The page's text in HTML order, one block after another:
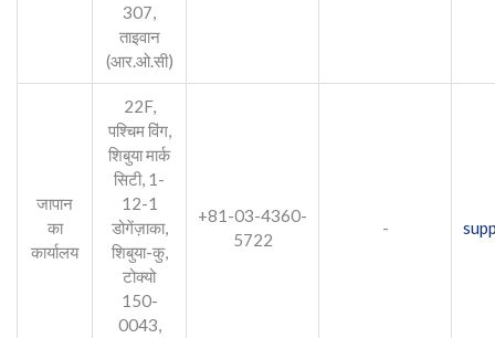
307,
ताइवान
(आर.ओ.सी)
जापान
का
कार्यालय
22F,
पश्चिम विंग,
शिबुया मार्क
सिटी, 1-
12-1
डोगेंज़ाका,
शिबुया-कु,
टोक्यो
150-
0043,
+81-03-4360-
5722
-